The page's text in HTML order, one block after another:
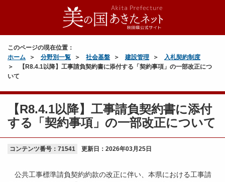
このページの現在位置：
ホーム
分野別一覧 社会基盤 建設管理
入札契約制度
【R8.4.1以降】工事請負契約書に添付する「契約事項」の一部改正につ
いて
【R8.4.1以降】工事請負契約書に添付
する「契約事項」の一部改正について
コンテンツ番号：71541 更新日： 2026年03月25日
公共工事標準請負契約約款の改正に伴い、本県における工事請